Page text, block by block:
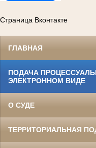
Страница Вконтакте
ГЛАВНАЯ
ПОДАЧА
ЭЛЕКТРОННОМ ВИДЕ
О СУДЕ
ТЕРРИТОРИАЛЬНАЯ